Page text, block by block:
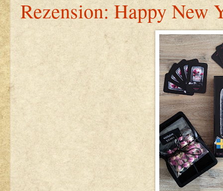
Rezension: Happy New